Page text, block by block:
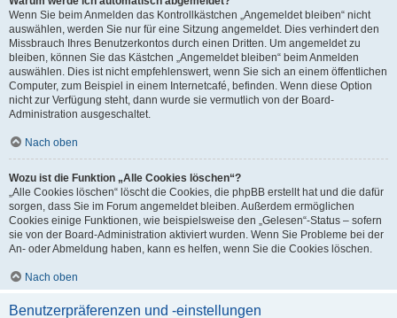
Wenn Sie beim Anmelden das Kontrollkästchen „Angemeldet bleiben“ nicht
auswählen, werden Sie nur für eine Sitzung angemeldet. Dies verhindert den
Missbrauch Ihres Benutzerkontos durch einen Dritten. Um angemeldet zu
bleiben, können Sie das Kästchen „Angemeldet bleiben“ beim Anmelden
auswählen. Dies ist nicht empfehlenswert, wenn Sie sich an einem öffentlichen
Computer, zum Beispiel in einem Internetcafé, befinden. Wenn diese Option
nicht zur Verfügung steht, dann wurde sie vermutlich von der Board-
Administration ausgeschaltet.
Nach oben
Wozu ist die Funktion „Alle Cookies löschen“?
„Alle Cookies löschen“ löscht die Cookies, die phpBB erstellt hat und die dafür
sorgen, dass Sie im Forum angemeldet bleiben. Außerdem ermöglichen
Cookies einige Funktionen, wie beispielsweise den „Gelesen“-Status – sofern
sie von der Board-Administration aktiviert wurden. Wenn Sie Probleme bei der
An- oder Abmeldung haben, kann es helfen, wenn Sie die Cookies löschen.
Nach oben
Benutzerpräferenzen und -einstellungen